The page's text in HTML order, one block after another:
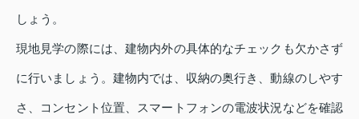
しょう。
現地見学の際には、建物内外の具体的なチェックも欠かさず
に行いましょう。建物内では、収納の奥行き、動線のしやす
さ、コンセント位置、スマートフォンの電波状況などを確認